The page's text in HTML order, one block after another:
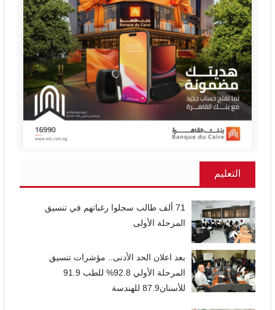
التعليم
71 ألف طالب سجلوا رغباتهم في تنسيق
المرحلة الأولى
بعد اعلان الحد الأدنى.. مؤشرات تنسيق
المرحلة الأولي 92.8% للطب 91.9
للأسنان87.9 للهندسة